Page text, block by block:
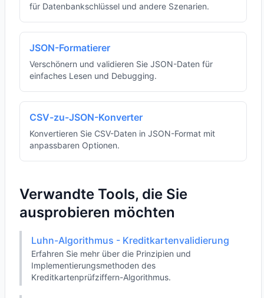
für Datenbankschlüssel und andere Szenarien.
JSON-Formatierer
Verschönern und validieren Sie JSON-Daten für
einfaches Lesen und Debugging.
CSV-zu-JSON-Konverter
Konvertieren Sie CSV-Daten in JSON-Format mit
anpassbaren Optionen.
Verwandte Tools, die Sie
ausprobieren möchten
Luhn-Algorithmus - Kreditkartenvalidierung
Erfahren Sie mehr über die Prinzipien und
Implementierungsmethoden des
Kreditkartenprüfziffern-Algorithmus.